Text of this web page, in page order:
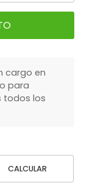
cargo en
para
todos los
CALCULAR